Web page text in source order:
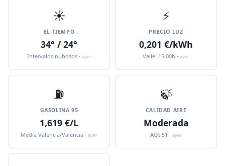
☀️
EL TIEMPO
34° / 24°
Intervalos nubosos · ayer
⚡
PRECIO LUZ
0,201 €/kWh
Valle: 15:00h · ayer
⛽️
GASOLINA 95
1,619 €/L
Media Valencia/València · ayer
🍃
CALIDAD AIRE
Moderada
AQI 51 · ayer